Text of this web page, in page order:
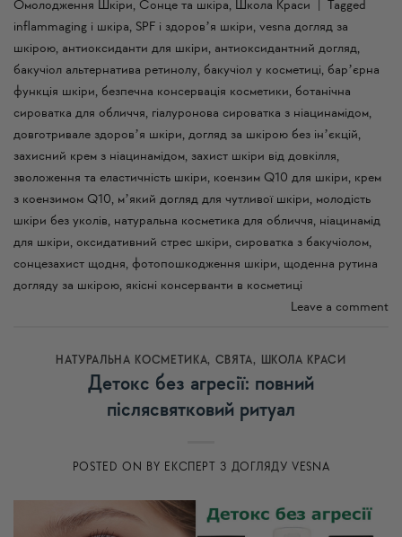
Омолодження Шкіри, Сонце та шкіра, Школа Краси
Tagged
inflammaging і шкіра, SPF і здоровʼя шкіри, vesna догляд за
шкірою, антиоксиданти для шкіри, антиоксидантний догляд,
бакучіол альтернатива ретинолу, бакучіол у косметиці, барʼєрна
функція шкіри, безпечна консервація косметики, ботанічна
сироватка для обличчя, гіалуронова сироватка з ніацинамідом,
довготривале здоровʼя шкіри, догляд за шкірою без інʼєкцій,
захисний крем з ніацинамідом, захист шкіри від довкілля,
зволоження та еластичність шкіри, коензим Q10 для шкіри, крем
з коензимом Q10, мʼякий догляд для чутливої шкіри, молодість
шкіри без уколів, натуральна косметика для обличчя, ніацинамід
для шкіри, оксидативний стрес шкіри, сироватка з бакучіолом,
сонцезахист щодня, фотопошкодження шкіри, щоденна рутина
догляду за шкірою, якісні консерванти в косметиці
Leave a comment
НАТУРАЛЬНА КОСМЕТИКА, СВЯТА, ШКОЛА КРАСИ
Детокс без агресії: повний
післясвятковий ритуал
POSTED ON BY ЕКСПЕРТ З ДОГЛЯДУ VESNA